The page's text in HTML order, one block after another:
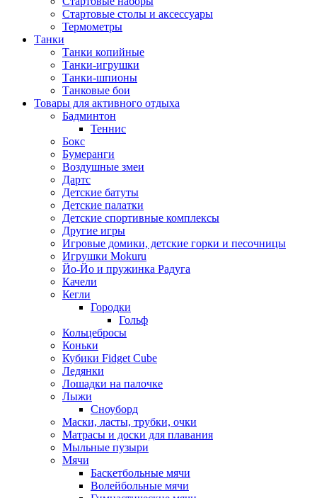
Стартовые столы и аксессуары
Термометры
Танки
Танки копийные
Танки-игрушки
Танки-шпионы
Танковые бои
Товары для активного отдыха
Бадминтон
Теннис
Бокс
Бумеранги
Воздушные змеи
Дартс
Детские батуты
Детские палатки
Детские спортивные комплексы
Другие игры
Игровые домики, детские горки и песочницы
Игрушки Mokuru
Йо-Йо и пружинка Радуга
Качели
Кегли
Городки
Гольф
Кольцебросы
Коньки
Кубики Fidget Cube
Ледянки
Лошадки на палочке
Лыжи
Сноуборд
Маски, ласты, трубки, очки
Матрасы и доски для плавания
Мыльные пузыри
Мячи
Баскетбольные мячи
Волейбольные мячи